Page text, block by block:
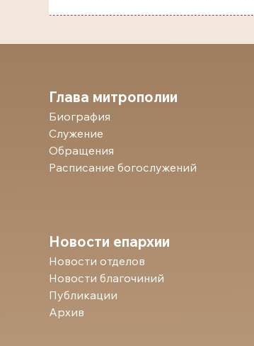
Глава митрополии
Биография
Служение
Обращения
Расписание богослужений
Новости епархии
Новости отделов
Новости благочиний
Публикации
Архив